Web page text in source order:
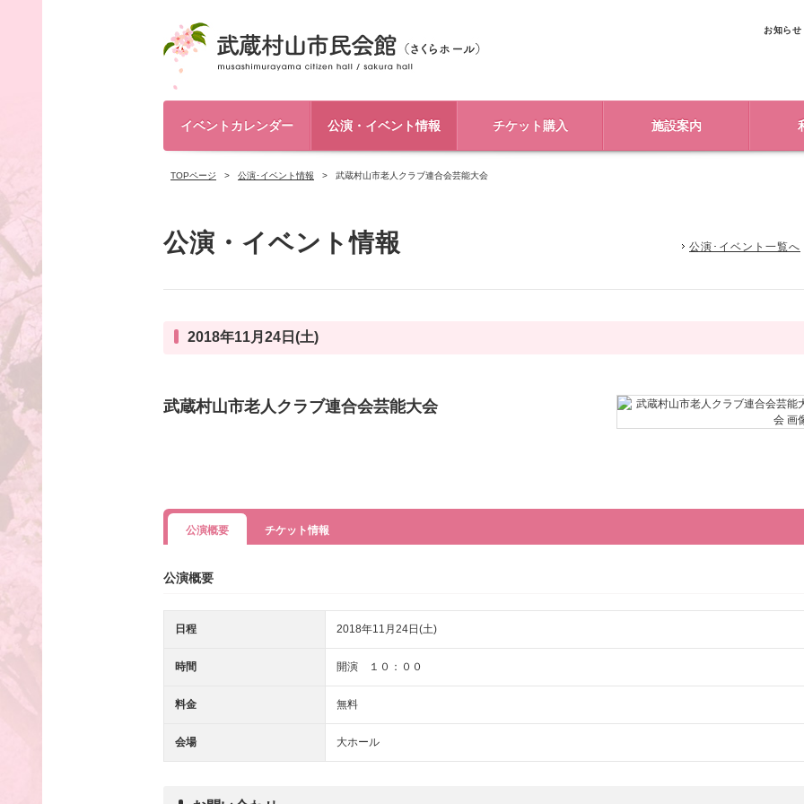
お知らせ
イベントカレンダー 公演・イベント情報 チケット購入 施設案内
TOPページ 公演･イベント情報 武蔵村山市老人クラブ連合会芸能大会
公演・イベント情報 公演･イベント一覧へ
2018年11月24日(土)
武蔵村山市老人クラブ連合会芸能大会
公演概要 チケット情報
公演概要
日程 2018年11月24日(土)
時間 開演 １０：００
料金 無料
会場 大ホール